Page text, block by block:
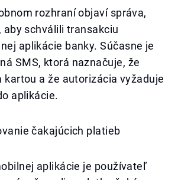
rozhraní objaví správa,
aby schválili transakciu
aplikácie banky. Súčasne je
SMS, ktorá naznačuje, že
kartou a že autorizácia vyžaduje
aplikácie.
čakajúcich platieb
aplikácie je používateľ